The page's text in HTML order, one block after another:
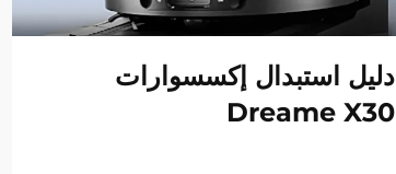
دليل استبدال إكسسوارات
Dreame X30